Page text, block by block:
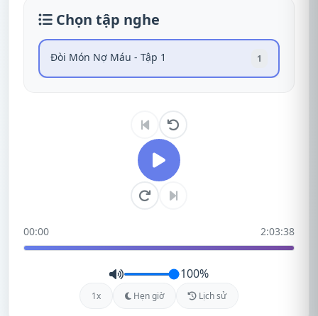
Chọn tập nghe
Đòi Món Nợ Máu - Tập 1 1
00:00 2:03:38
100%
1x Hẹn giờ Lịch sử